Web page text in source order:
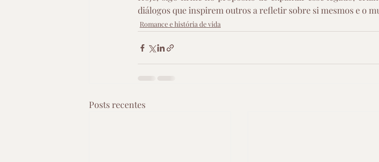
diálogos que inspirem outros a refletir sobre si mesmos e o
Romance e história de vida
Posts recentes